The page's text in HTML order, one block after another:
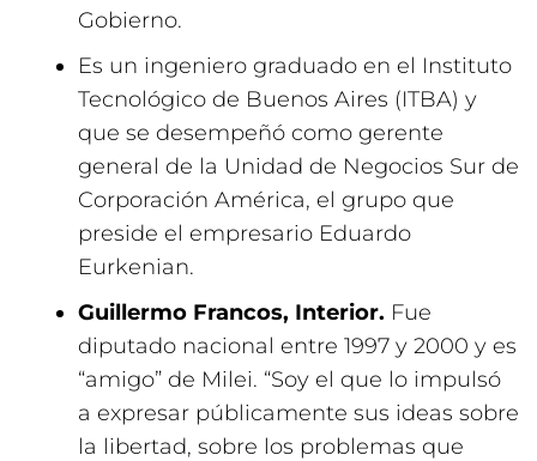
Gobierno.
Es un ingeniero graduado en el Instituto
Tecnológico de Buenos Aires (ITBA) y
que se desempeñó como gerente
general de la Unidad de Negocios Sur de
Corporación América, el grupo que
preside el empresario Eduardo
Eurkenian.
Guillermo Francos, Interior. Fue
diputado nacional entre 1997 y 2000 y es
“amigo” de Milei. “Soy el que lo impulsó
a expresar públicamente sus ideas sobre
la libertad, sobre los problemas que